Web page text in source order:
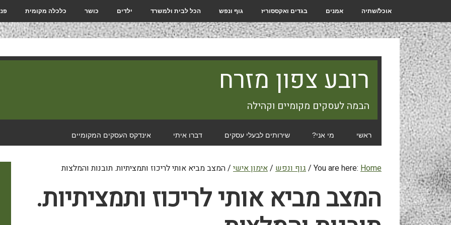
אוכל/שתיה אמנים בגדים ואקססוריז גוף ונפש הכל לבית ולמשרד ילדים כושר כלכלה מקומית
רובע צפון מזרח
הבמה לעסקים מקומיים וקהילה
ראשי מי אני? שירותים לבעלי עסקים דברו איתי אינדקס העסקים המקומיים
You are here: Home
/גוף ונפש /אימון אישי /המצב מביא אותי לריכוז ותמציתיות. תובנות והמלצות
המצב מביא אותי לריכוז ותמציתיות.